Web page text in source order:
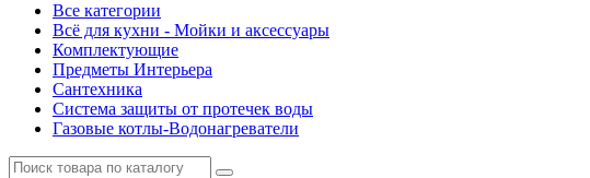
Все категории
Всё для кухни - Мойки и аксессуары
Комплектующие
Предметы Интерьера
Сантехника
Система защиты от протечек воды
Газовые котлы-Водонагреватели